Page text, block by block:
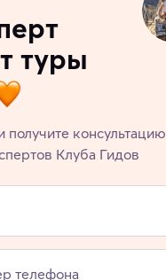
туры
получите консультацию
Клуба Гидов
телефона